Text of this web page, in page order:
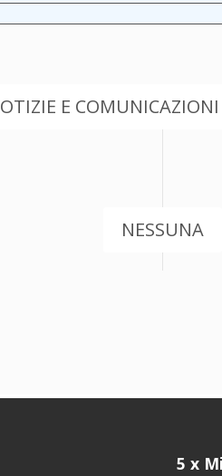
E COMUNICAZIONI
NESSUNA
5 x